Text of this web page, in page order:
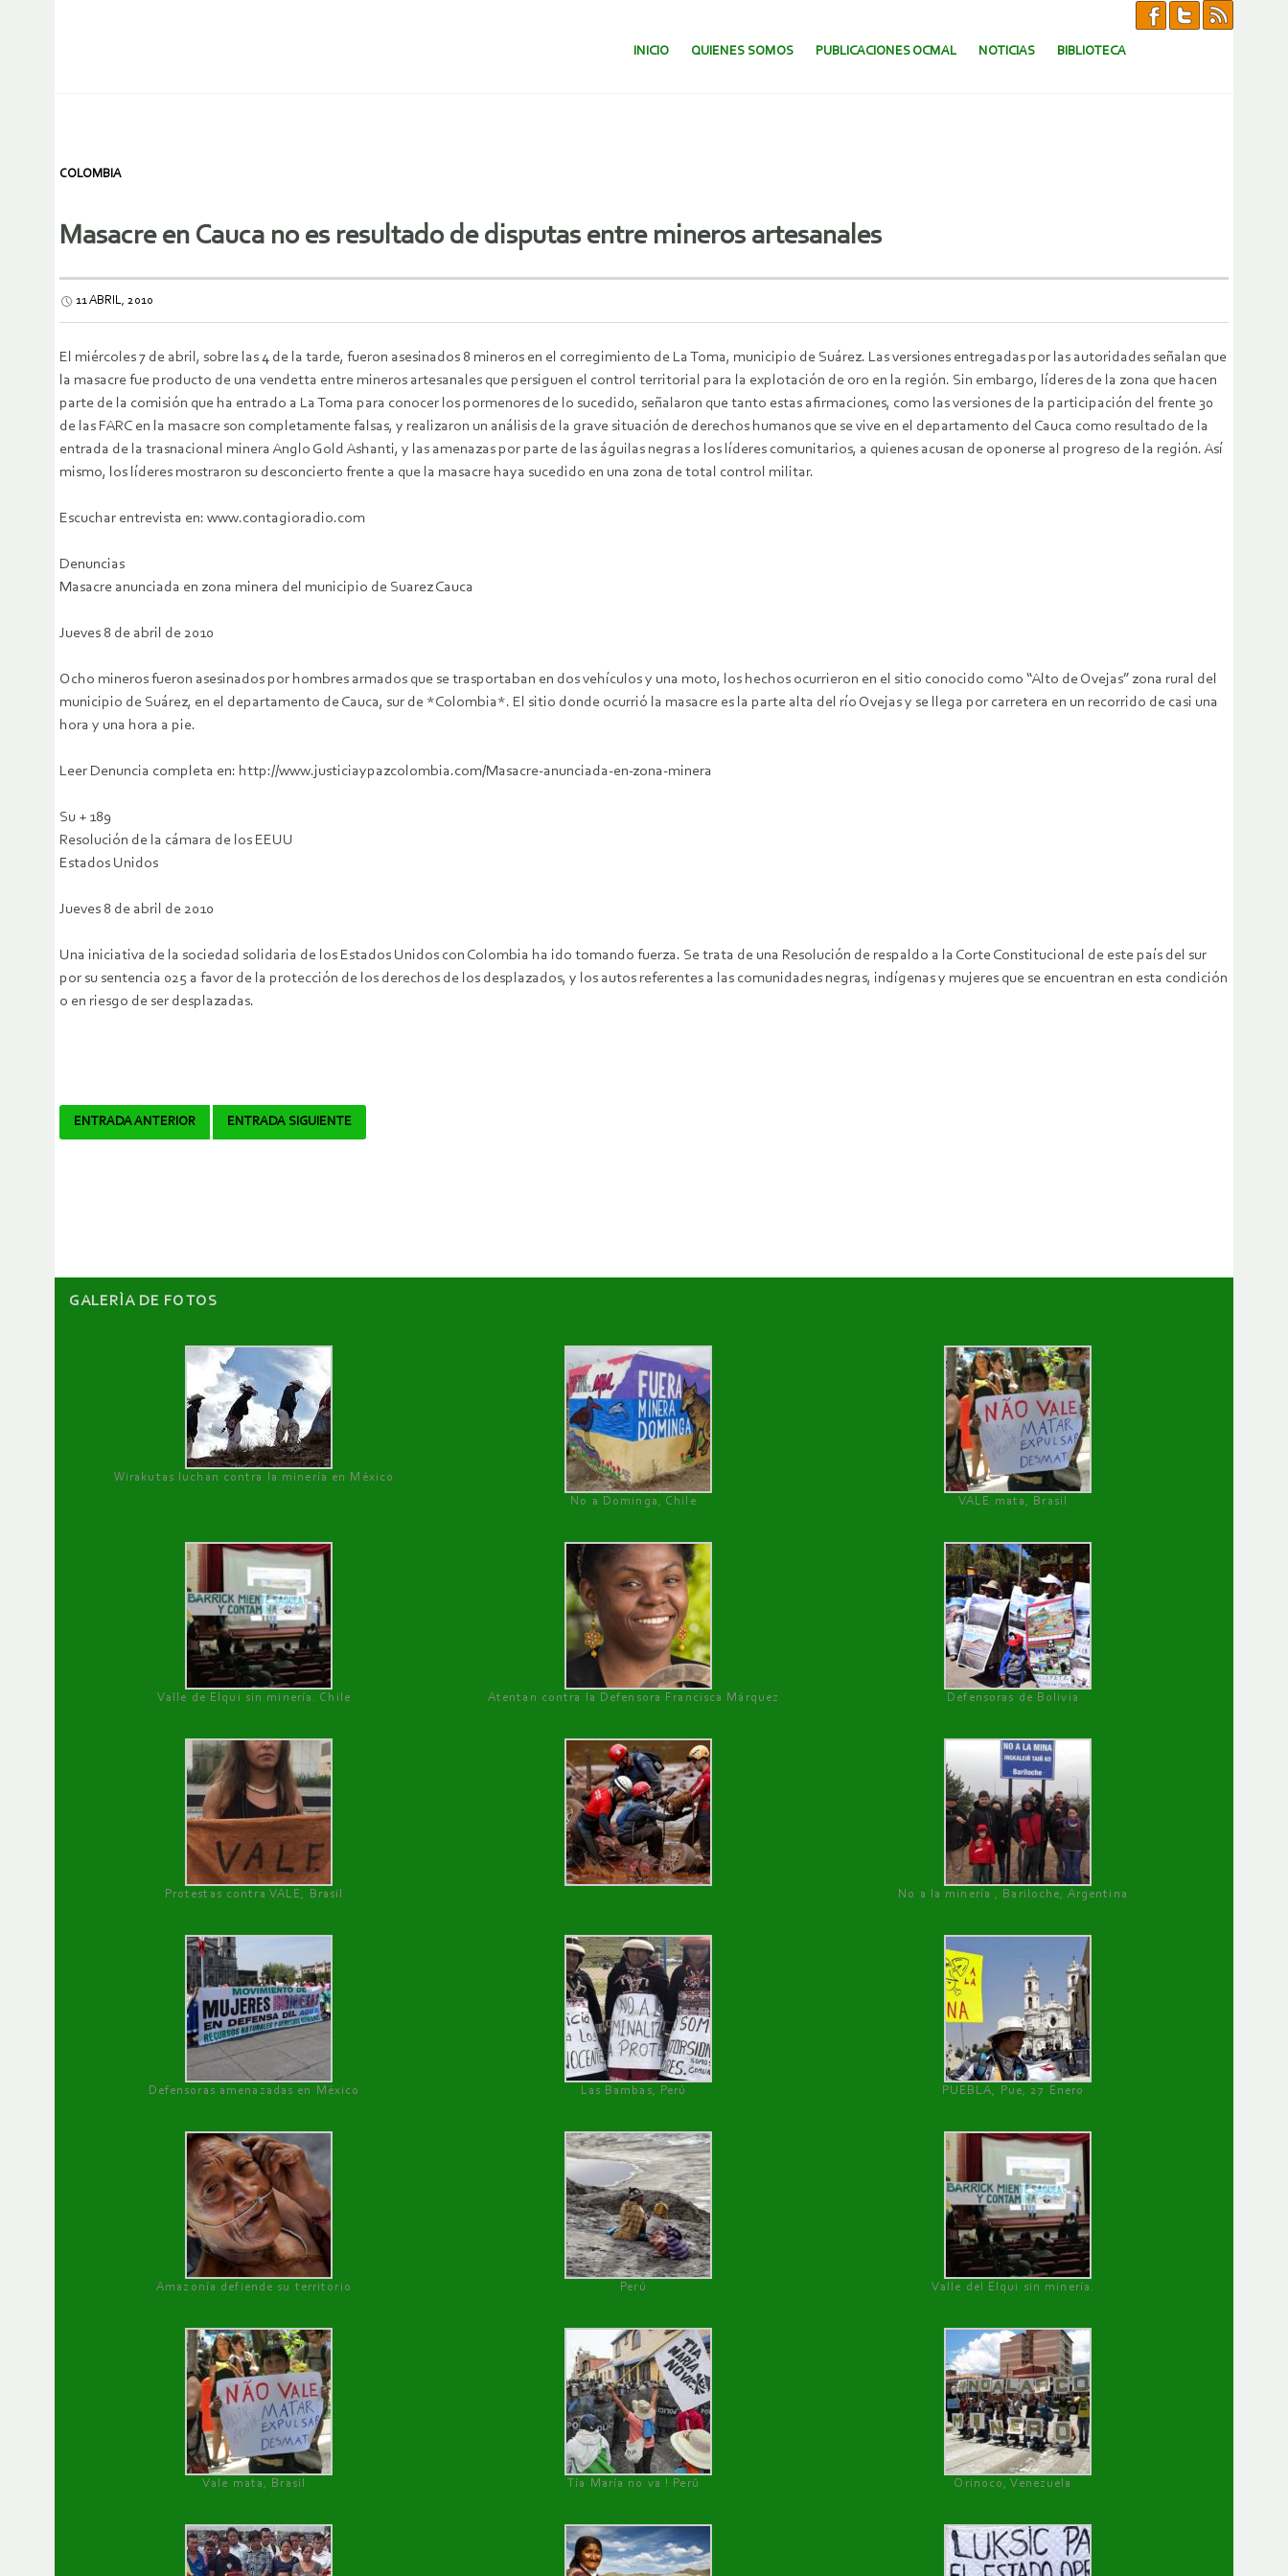
SALTAR AL CONTENIDO.
INICIO QUIENES SOMOS PUBLICACIONES OCMAL NOTICIAS BIBLIOTECA
COLOMBIA
Masacre en Cauca no es resultado de disputas entre mineros artesanales
11 ABRIL, 2010
El miércoles 7 de abril, sobre las 4 de la tarde, fueron asesinados 8 mineros en el corregimiento de La Toma, municipio de Suárez. Las versiones entregadas por las autoridades señalan que
la masacre fue producto de una vendetta entre mineros artesanales que persiguen el control territorial para la explotación de oro en la región. Sin embargo, líderes de la zona que hacen
parte de la comisión que ha entrado a La Toma para conocer los pormenores de lo sucedido, señalaron que tanto estas afirmaciones, como las versiones de la participación del frente 30
de las FARC en la masacre son completamente falsas, y realizaron un análisis de la grave situación de derechos humanos que se vive en el departamento del Cauca como resultado de la
entrada de la trasnacional minera Anglo Gold Ashanti, y las amenazas por parte de las águilas negras a los líderes comunitarios, a quienes acusan de oponerse al progreso de la región. Así
mismo, los líderes mostraron su desconcierto frente a que la masacre haya sucedido en una zona de total control militar.
Escuchar entrevista en: www.contagioradio.com
Denuncias
Masacre anunciada en zona minera del municipio de Suarez Cauca
Jueves 8 de abril de 2010
Ocho mineros fueron asesinados por hombres armados que se trasportaban en dos vehículos y una moto, los hechos ocurrieron en el sitio conocido como “Alto de Ovejas” zona rural del
municipio de Suárez, en el departamento de Cauca, sur de *Colombia*. El sitio donde ocurrió la masacre es la parte alta del río Ovejas y se llega por carretera en un recorrido de casi una
hora y una hora a pie.
Leer Denuncia completa en: http://www.justiciaypazcolombia.com/Masacre-anunciada-en-zona-minera
Su + 189
Resolución de la cámara de los EEUU
Estados Unidos
Jueves 8 de abril de 2010
Una iniciativa de la sociedad solidaria de los Estados Unidos con Colombia ha ido tomando fuerza. Se trata de una Resolución de respaldo a la Corte Constitucional de este país del sur
por su sentencia 025 a favor de la protección de los derechos de los desplazados, y los autos referentes a las comunidades negras, indígenas y mujeres que se encuentran en esta condición
o en riesgo de ser desplazadas.
Navegador
ENTRADA ANTERIOR ENTRADA SIGUIENTE
GALERÌA DE FOTOS
Wirakutas luchan contra la minería en México
No a Dominga, Chile
VALE mata, Brasil
Valle de Elqui sin minería. Chile Atentan contra la Defensora Francisca Márquez Defensoras de Bolivia
Protestas contra VALE, Brasil No a la minería , Bariloche, Argentina
Defensoras amenazadas en México Las Bambas, Perú PUEBLA, Pue, 27 Enero
Amazonía defiende su territorio Perú Valle del Elqui sin minería.
Vale mata, Brasil Tía María no va ! Perú Orinoco, Venezuela